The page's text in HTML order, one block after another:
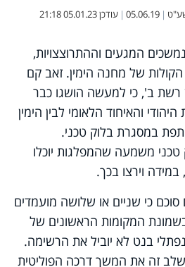
|
05.06.19
| עודכן05.01.23 21:18
המגעים וההתרוצצויות,
של מחנה הימין. זאב קם
רשת ב', כי למעשה הושגו כבר
והאיחוד הלאומי לבין הימין
במסגרת בלוק טכני.
משמעה שהמפלגות יוכלו
וירצו בכך.
סוכם כי שניים או שלושה מועמדים
המקומות הראשונים של
בנט לא יוביל את הרשימה.
זה את המשך דרכה הפוליטית